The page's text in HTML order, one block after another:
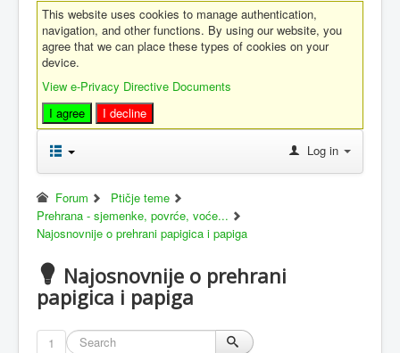
This website uses cookies to manage authentication,
navigation, and other functions. By using our website, you
agree that we can place these types of cookies on your
device.
View e-Privacy Directive Documents
I agree
I decline
Log in
Forum
Ptičje teme
Prehrana - sjemenke, povrće, voće...
Najosnovnije o prehrani papigica i papiga
Najosnovnije o prehrani
papigica i papiga
1